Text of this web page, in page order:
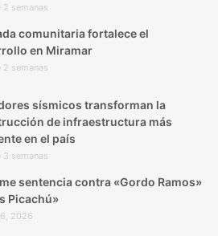
2 semanas
comunitaria fortalece el
en Miramar
2 semanas
sísmicos transforman la
de infraestructura más
en el país
3 semanas
sentencia contra «Gordo Ramos»
Picachú»
2026